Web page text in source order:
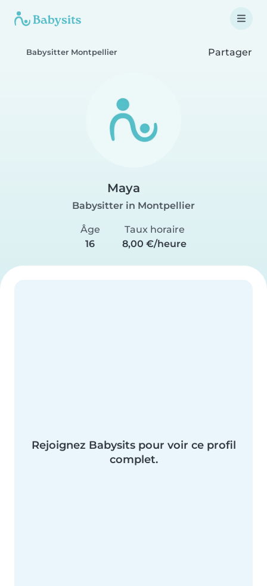
Babysitter Montpellier Partager
Maya
Babysitter in Montpellier
Âge
16
Taux horaire
8,00 €/heure
Rejoignez Babysits pour voir ce profil
complet.